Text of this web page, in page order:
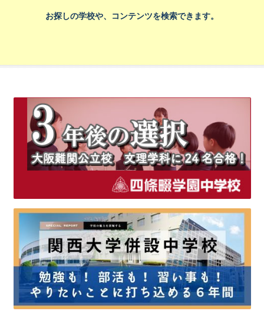
お探しの学校や、コンテンツを検索できます。